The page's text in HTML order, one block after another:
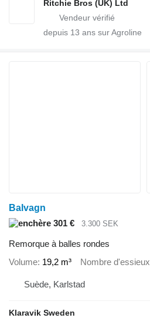
Ritchie Bros (UK) Ltd
depuis 13 ans sur Agroline
Balvagn
301 €
3.300 SEK
Remorque à balles rondes
Volume 19,2 m³ Nombre d'essieux
Suède, Karlstad
Klaravik Sweden